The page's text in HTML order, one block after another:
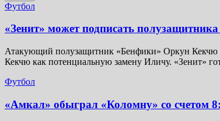
Футбол
«Зенит» может подписать
Атакующий полузащитник «Бенфики» Оркун Кекчю
Кекчю как потенциальную замену Иличу. «Зенит»
Футбол
«Амкал» обыграл «Коломну» со счетом